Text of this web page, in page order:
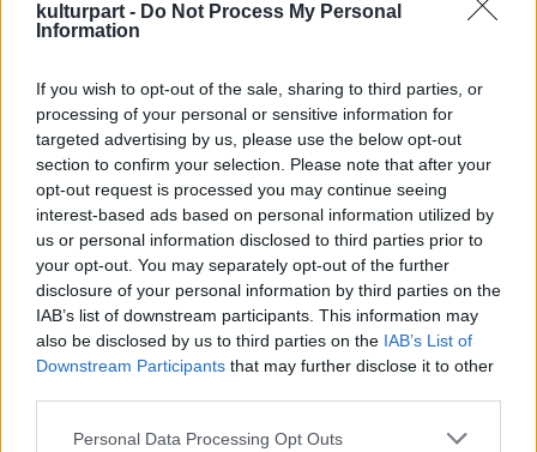
kulturpart - Do Not Process My Personal
Information
If you wish to opt-out of the sale, sharing to third parties, or
processing of your personal or sensitive information for
targeted advertising by us, please use the below opt-out
section to confirm your selection. Please note that after your
opt-out request is processed you may continue seeing
interest-based ads based on personal information utilized by
us or personal information disclosed to third parties prior to
your opt-out. You may separately opt-out of the further
disclosure of your personal information by third parties on the
IAB’s list of downstream participants. This information may
also be disclosed by us to third parties on the IAB’s List of
Downstream Participants that may further disclose it to other
Please note that this website/app uses one or more Google
Personal Data Processing Opt Outs
megvalósuljanak a Ligetben" - nyilatkozta
vezérigazgatója.
A pályázat szakmai támogatója a Színes
Város Csoport, akik Magyarország első
tűzfal- és köztérszínesítő szervezete. Az
augusztus 14-ig beadandó pályamunkák
lehetnek kézzel, vagy számítógéppel rajzolt
tervek is, de a kiválasztás esetén való
megvalósítás feltétele a pályázaton való
részvételnek. A megvalósítandó műveket a
Városliget Zrt. mellett a Színes Város és a
Design Terminál képviselőiből álló bíráló
bizottság választja ki. A legjobb három
pályázat díjazása a következőképpen alakul: